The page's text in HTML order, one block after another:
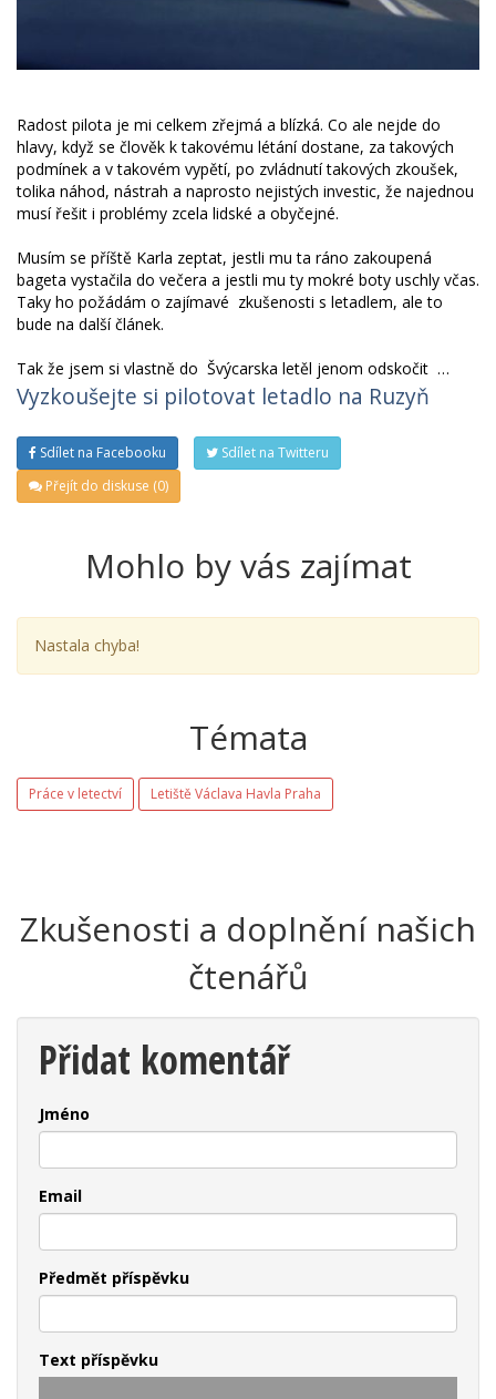
Radost pilota je mi celkem zřejmá a blízká. Co ale nejde do
hlavy, když se člověk k takovému létání dostane, za takových
podmínek a v takovém vypětí, po zvládnutí takových zkoušek,
tolika náhod, nástrah a naprosto nejistých investic, že najednou
musí řešit i problémy zcela lidské a obyčejné.
Musím se příště Karla zeptat, jestli mu ta ráno zakoupená
bageta vystačila do večera a jestli mu ty mokré boty uschly včas.
Taky ho požádám o zajímavé zkušenosti s letadlem, ale to
bude na další článek.
Tak že jsem si vlastně do Švýcarska letěl jenom odskočit …
Vyzkoušejte si pilotovat letadlo na Ruzyň
Sdílet na Facebooku
Sdílet na Twitteru
Přejít do diskuse (0)
Mohlo by vás zajímat
Nastala chyba!
Témata
Práce v letectví Letiště Václava Havla Praha
Zkušenosti a doplnění našich
čtenářů
Přidat komentář
Jméno
Email
Předmět příspěvku
Text příspěvku